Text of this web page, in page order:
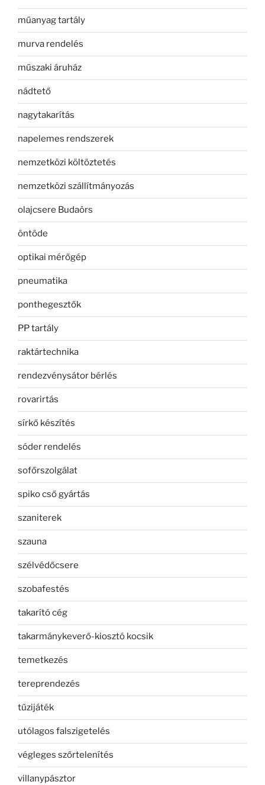
műanyag tartály
murva rendelés
műszaki áruház
nádtető
nagytakarítás
napelemes rendszerek
nemzetközi költöztetés
nemzetközi szállítmányozás
olajcsere Budaörs
öntöde
optikai mérőgép
pneumatika
ponthegesztők
PP tartály
raktártechnika
rendezvénysátor bérlés
rovarirtás
sírkő készítés
sóder rendelés
sofőrszolgálat
spiko cső gyártás
szaniterek
szauna
szélvédőcsere
szobafestés
takarító cég
takarmánykeverő-kiosztó kocsik
temetkezés
tereprendezés
tűzijáték
utólagos falszigetelés
végleges szőrtelenítés
villanypásztor